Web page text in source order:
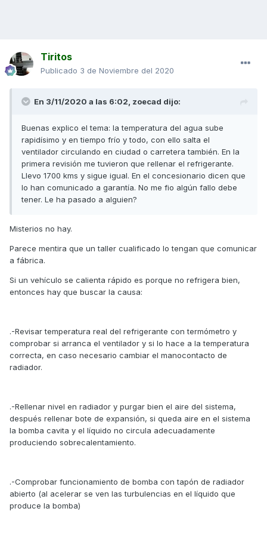
Tiritos
Publicado 3 de Noviembre del 2020
En 3/11/2020 a las 6:02, zoecad dijo:
Buenas explico el tema: la temperatura del agua sube
rapidísimo y en tiempo frío y todo, con ello salta el
ventilador circulando en ciudad o carretera también. En la
primera revisión me tuvieron que rellenar el refrigerante.
Llevo 1700 kms y sigue igual. En el concesionario dicen que
lo han comunicado a garantía. No me fio algún fallo debe
tener. Le ha pasado a alguien?
Misterios no hay.
Parece mentira que un taller cualificado lo tengan que comunicar
a fábrica.
Si un vehículo se calienta rápido es porque no refrigera bien,
entonces hay que buscar la causa:
.-Revisar temperatura real del refrigerante con termómetro y
comprobar si arranca el ventilador y si lo hace a la temperatura
correcta, en caso necesario cambiar el manocontacto de
radiador.
.-Rellenar nivel en radiador y purgar bien el aire del sistema,
después rellenar bote de expansión, si queda aire en el sistema
la bomba cavita y el líquido no circula adecuadamente
produciendo sobrecalentamiento.
.-Comprobar funcionamiento de bomba con tapón de radiador
abierto (al acelerar se ven las turbulencias en el líquido que
produce la bomba)